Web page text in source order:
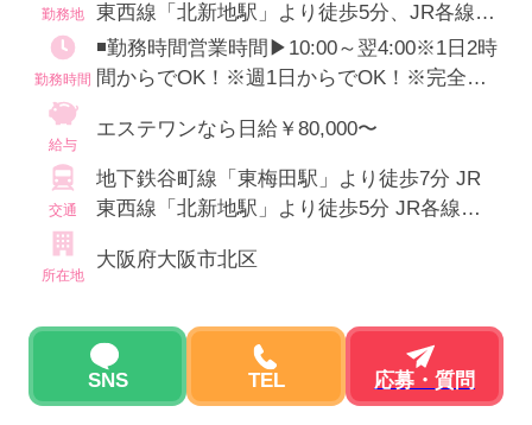
勤務地
東西線「北新地駅」より徒歩5分、JR各線
「大阪駅」より徒歩10分
勤務時間
◾️勤務時間営業時間▶10:00～翌4:00※1日2時
間からでOK！※週1日からでOK！※完全自
給与
エステワンなら日給￥80,000〜
交通
地下鉄谷町線「東梅田駅」より徒歩7分 JR
東西線「北新地駅」より徒歩5分 JR各線
「梅田駅」より徒歩10分
所在地
大阪府大阪市北区
SNS TEL 応募・質問